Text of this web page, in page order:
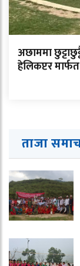
अछाममा
हेलिकप्टर
ताजा